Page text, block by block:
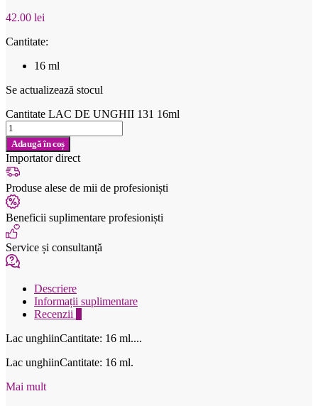
42.00 lei
Cantitate:
16 ml
Se actualizează stocul
Cantitate LAC DE UNGHII 131 16ml
Adaugă în coș
Importator direct
Produse alese de mii de profesioniști
Beneficii suplimentare profesioniști
Service și consultanță
Descriere
Informații suplimentare
Recenzii
Lac unghiinCantitate: 16 ml....
Lac unghiinCantitate: 16 ml.
Mai mult